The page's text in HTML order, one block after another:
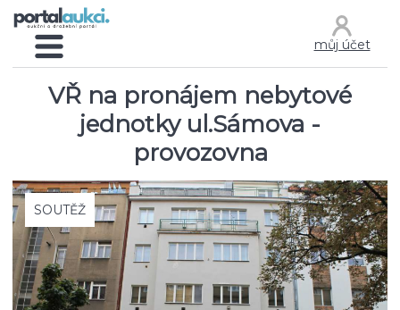
VŘ na pronájem nebytové
jednotky ul.Sámova -
provozovna
SOUTĚŽ
můj účet